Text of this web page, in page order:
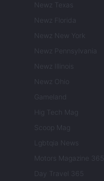
Newz Texas
Newz Florida
Newz New York
Newz Pennsylvania
Newz Illinois
Newz Ohio
Gameland
Hig Tech Mag
Scoop Mag
Lgbtqia News
Motors Magazine 365
Day Travel 365